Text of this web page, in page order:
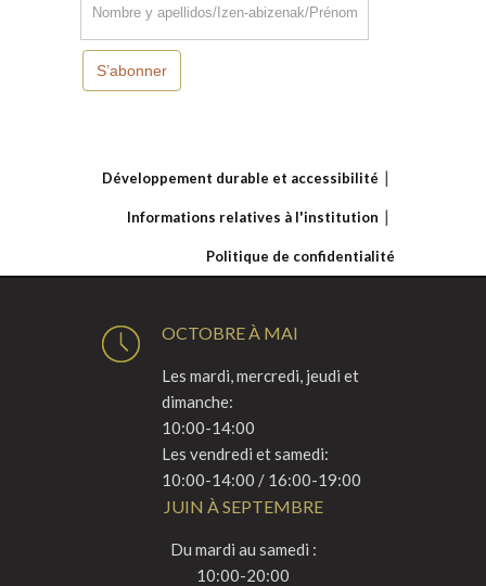
S’abonner
Développement durable et accessibilité
Informations relatives à l'institution
Politique de confidentialité
OCTOBRE À MAI
Les mardi, mercredi, jeudi et
dimanche:
10:00-14:00
Les vendredi et samedi:
10:00-14:00 / 16:00-19:00
JUIN À SEPTEMBRE
Du mardi au samedi :
10:00-20:00